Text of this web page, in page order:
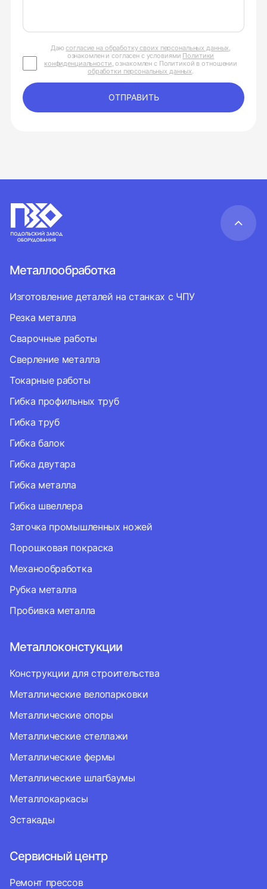
Даюсогласие на обработку своих персональных данных,
ознакомлен и согласен с условиями Политики
конфиденциальности, ознакомлен с Политикой в отношении
обработки персональных данных.
ОТПРАВИТЬ
Металлообработка
Изготовление деталей на станках с ЧПУ
Резка металла
Сварочные работы
Сверление металла
Токарные работы
Гибка профильных труб
Гибка труб
Гибка балок
Гибка двутара
Гибка металла
Гибка швеллера
Заточка промышленных ножей
Порошковая покраска
Механообработка
Рубка металла
Пробивка металла
Металлоконстукции
Конструкции для строительства
Металлические велопарковки
Металлические опоры
Металлические стеллажи
Металлические фермы
Металлические шлагбаумы
Металлокаркасы
Эстакады
Сервисный центр
Ремонт прессов